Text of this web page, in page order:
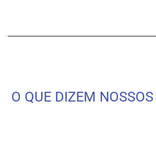
O QUE DIZEM